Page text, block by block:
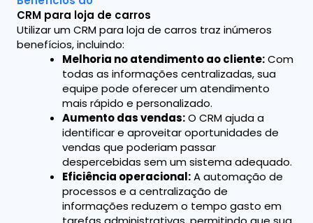
CRM para loja de carros
Utilizar um CRM para loja de carros traz inúmeros
benefícios, incluindo:
Melhoria no atendimento ao cliente:Com
todas as informações centralizadas, sua
equipe pode oferecer um atendimento
mais rápido e personalizado.
Aumento das vendas:O CRM ajuda a
identificar e aproveitar oportunidades de
vendas que poderiam passar
despercebidas sem um sistema adequado.
Eficiência operacional:A automação de
processos e a centralização de
informações reduzem o tempo gasto em